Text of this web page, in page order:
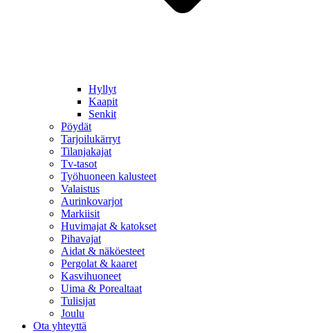
Hyllyt
Kaapit
Senkit
Pöydät
Tarjoilukärryt
Tilanjakajat
Tv-tasot
Työhuoneen kalusteet
Valaistus
Aurinkovarjot
Markiisit
Huvimajat & katokset
Pihavajat
Aidat & näköesteet
Pergolat & kaaret
Kasvihuoneet
Uima & Porealtaat
Tulisijat
Joulu
Ota yhteyttä